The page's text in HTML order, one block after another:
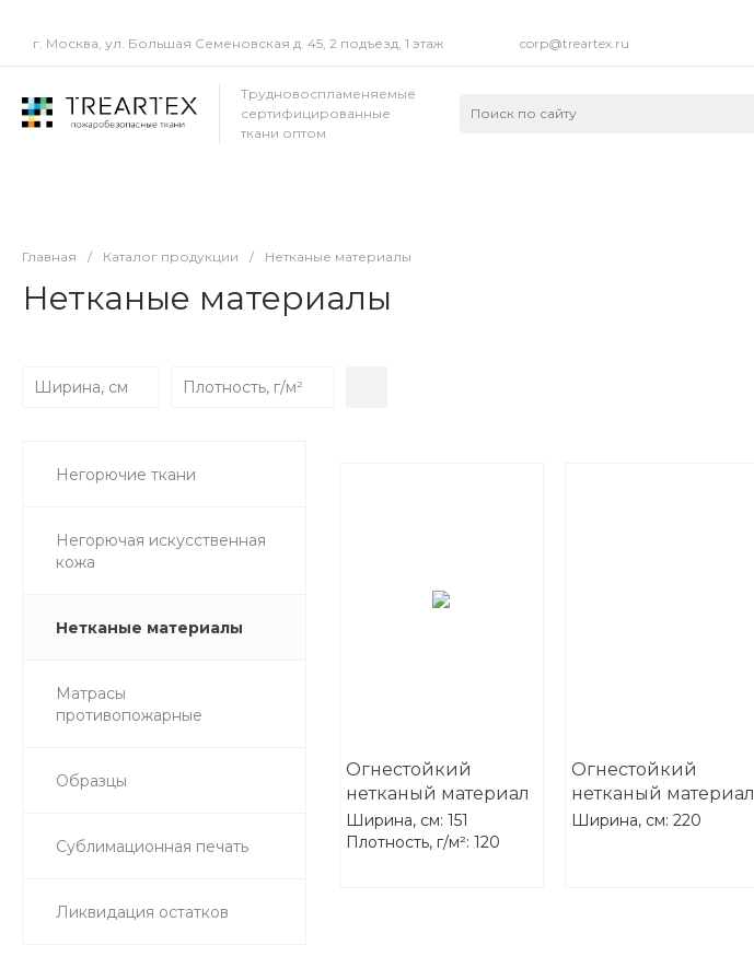
г. Москва, ул. Большая Семеновская д. 45, 2 подъезд, 1 этаж corp@treartex.ru
Трудновоспламеняемые
сертифицированные
ткани оптом
Главная / Каталог продукции / Нетканые материалы
Нетканые материалы
Ширина, см Плотность, г/м²
Негорючие ткани
Негорючая искусственная
кожа
Нетканые материалы
Матрасы
противопожарные
Образцы
Сублимационная печать
Ликвидация остатков
Огнестойкий
нетканый материал
"Огнеблок-120"
Ширина, см: 151
Плотность, г/м²: 120
Огнестойкий
нетканый материал
"Огнеблок-150"
Ширина, см: 220